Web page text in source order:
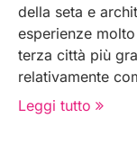
della seta e
esperienze
terza città più
relativamente
Leggi tutto